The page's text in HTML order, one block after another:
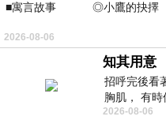
■寓言故事 ◎小鷹的抉擇
⊕潘文良
仞的懸崖上，有一座遮天蔽
2026-08-06
知其用意
招呼完後看
胸肌， 有
視線不對齊
2026-08-06